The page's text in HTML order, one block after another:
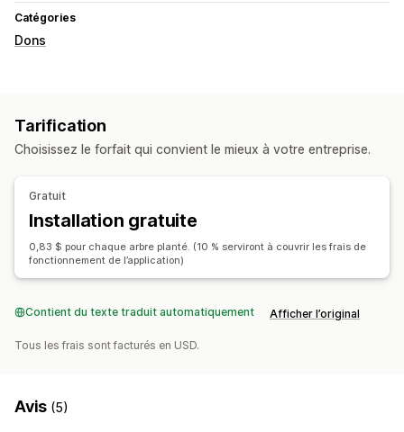
Catégories
Dons
Tarification
Choisissez le forfait qui convient le mieux à votre entreprise.
Gratuit
Installation gratuite
0,83 $ pour chaque arbre planté. (10 % serviront à couvrir les frais de
fonctionnement de l’application)
Contient du texte traduit automatiquement Afficher l’original
Tous les frais sont facturés en USD.
Avis (5)